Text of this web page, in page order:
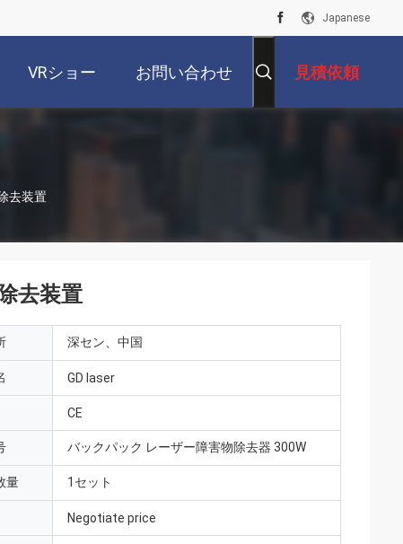
Japanese
VRショー お問い合わせ 見積依頼
去装置
去装置
深セン、中国
GD laser
CE
バックパック レーザー障害物除去器 300W
量 1セット
Negotiate price